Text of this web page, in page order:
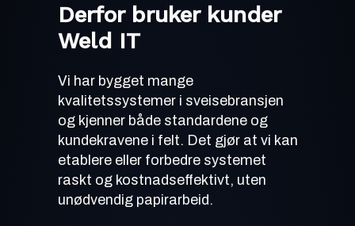
Derfor bruker kunder
Weld IT
Vi har bygget mange
kvalitetssystemer i sveisebransjen
og kjenner både standardene og
kundekravene i felt. Det gjør at vi kan
etablere eller forbedre systemet
raskt og kostnadseffektivt, uten
unødvendig papirarbeid.